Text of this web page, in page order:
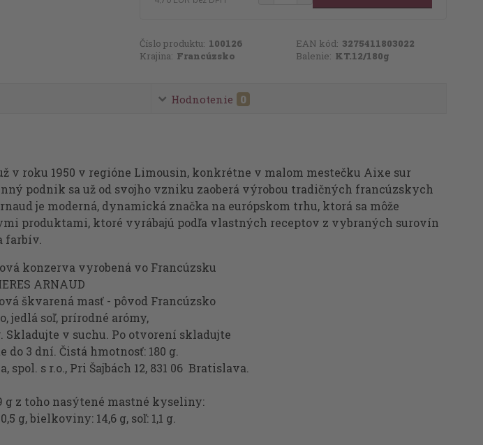
Číslo produktu: 100126 EAN kód: 3275411803022
Krajina: Francúzsko Balenie: KT.12/180g
Hodnotenie 0
v roku 1950 v regióne Limousin, konkrétne v malom mestečku Aixe sur
podnik sa už od svojho vzniku zaoberá výrobou tradičných francúzskych
je moderná, dynamická značka na európskom trhu, ktorá sa môže
produktami, ktoré vyrábajú podľa vlastných receptov z vybraných surovín
farbív.
konzerva vyrobená vo Francúzsku
ARNAUD
škvarená masť - pôvod Francúzsko
jedlá soľ, prírodné arómy,
v suchu. Po otvorení skladujte
a spotrebujte do 3 dní. Čistá hmotnosť: 180 g.
s r.o., Pri Šajbách 12, 831 06 Bratislava.
g z toho nasýtené mastné kyseliny:
g, bielkoviny: 14,6 g, soľ: 1,1 g.